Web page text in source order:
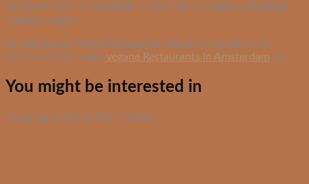
ist etwas mehr zu bezahlen, sollte hier trotzdem unbedingt
vorbeischauen.
Dir hat dieser Überblick gefallen? Dann schau Dir auch
unseren Artikel über vegane Restaurants in Amsterdam an!
You might be interested in
Posts for KRAFTSTOFF WEITE